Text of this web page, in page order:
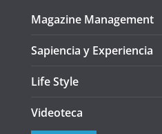
Magazine Management
Sapiencia y Experiencia
Life Style
Videoteca